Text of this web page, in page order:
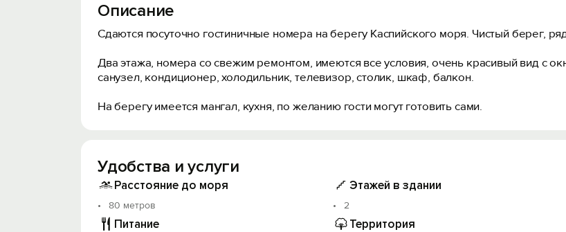
Описание
Сдаются посуточно гостиничные номера на берегу Каспийского моря. Чистый берег,
Два этажа, номера со свежим ремонтом, имеются все условия, очень красивый вид с
санузел, кондиционер, холодильник, телевизор, столик, шкаф, балкон.
На берегу имеется мангал, кухня, по желанию гости могут готовить сами.
Удобства и услуги
Расстояние до моря
80 метров
Этажей в здании
2
Питание Территория